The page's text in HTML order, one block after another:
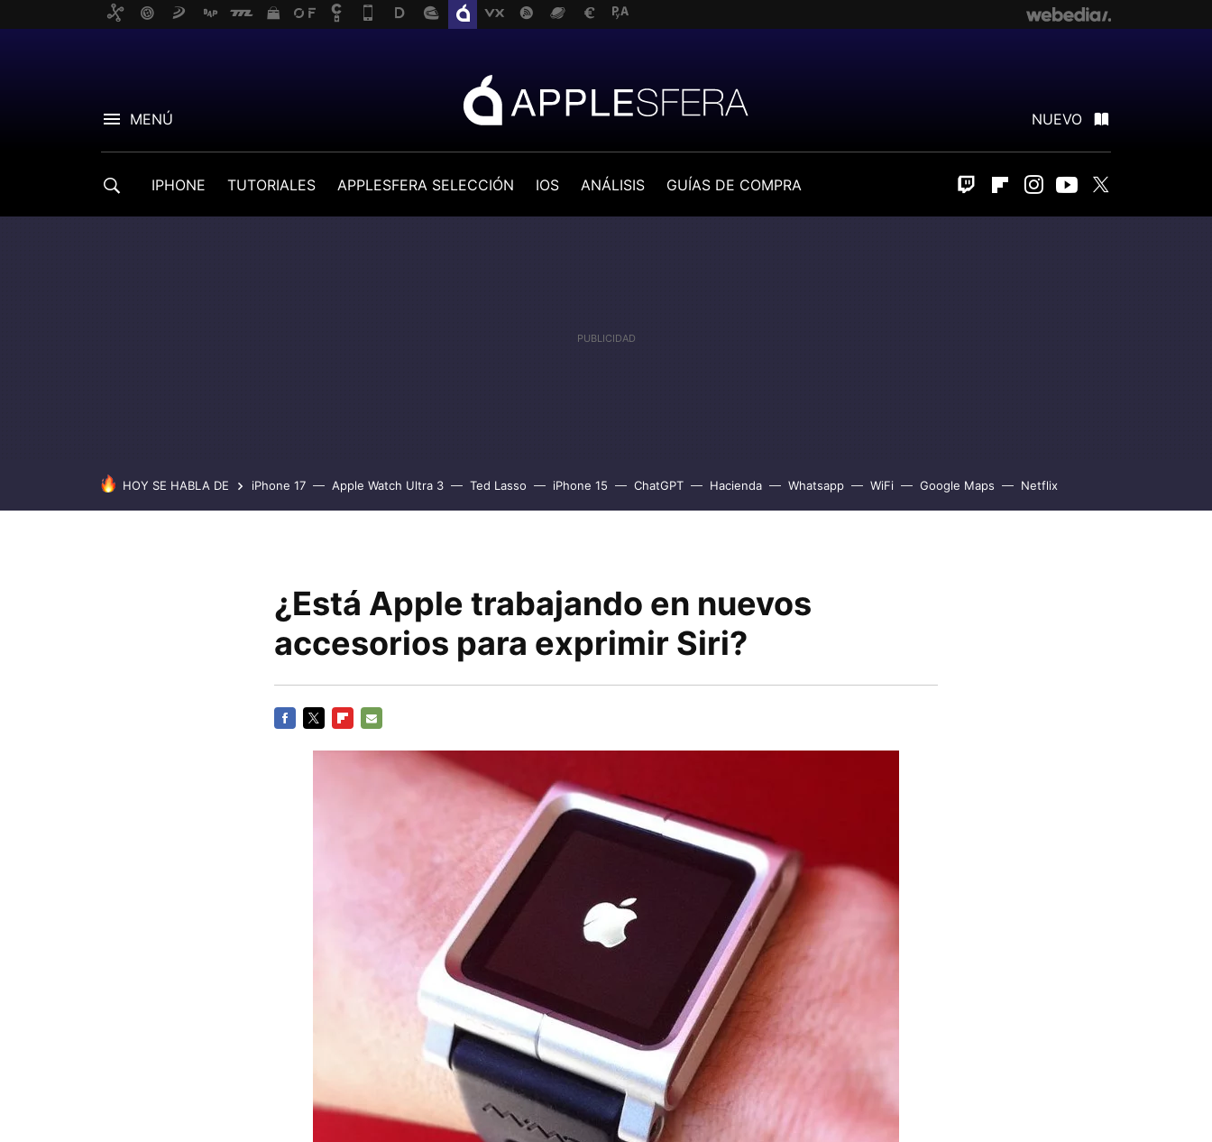
MENÚ NUEVO
IPHONE TUTORIALES APPLESFERA SELECCIÓN IOS ANÁLISIS GUÍAS DE COMPRA Twitch FlipboardInstagram
Youtube
HOY SE HABLA DE iPhone 17 Apple Watch Ultra 3 Ted Lasso iPhone 15 ChatGPT Hacienda Whatsapp WiFi Google Maps Netflix
¿Está Apple trabajando en nuevos
accesorios para exprimir Siri?
MAIL